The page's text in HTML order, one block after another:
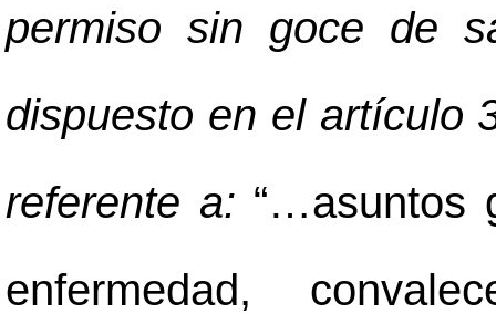
permiso sin goce de
dispuesto en el artículo
referente a: “…asuntos
enfermedad,